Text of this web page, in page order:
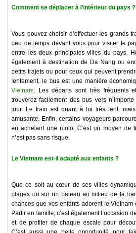
Comment se déplacer à l’intérieur du pays ?
Vous pouvez choisir d’effectuer les grands
peu de temps devant vous pour visiter le
entre les deux principales villes du pays,
également à destination de Da Nang ou
petits trajets ou pour ceux qui peuvent
lentement, le bus est une manière
Vietnam. Les départs sont très fréquents
trouverez facilement des bus vers
jour. Le train est quant à lui très lent,
amusante. Enfin, certains voyageurs
en achetant une moto. C’est un moyen de
n’est pas sans risque.
Le Vietnam est-il adapté aux enfants ?
Que ce soit au cœur de ses villes
plages ou sur un bateau au milieu de la
chances que vos enfants adorent le
Partir en famille, c’est également l’occasion
et de profiter de chaque escale pour